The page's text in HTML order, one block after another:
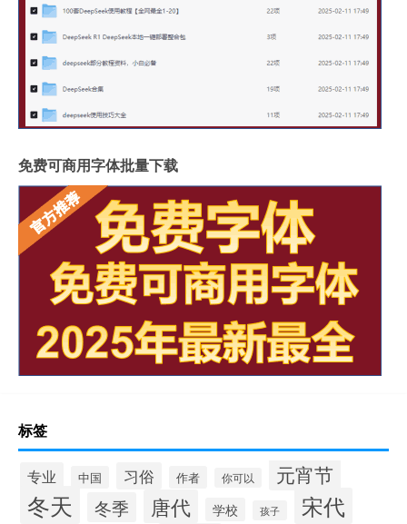
免费可商用字体批量下载
标签
专业 中国 习俗 作者 你可以 元宵节
冬天 冬季 唐代 学校 孩子 宋代